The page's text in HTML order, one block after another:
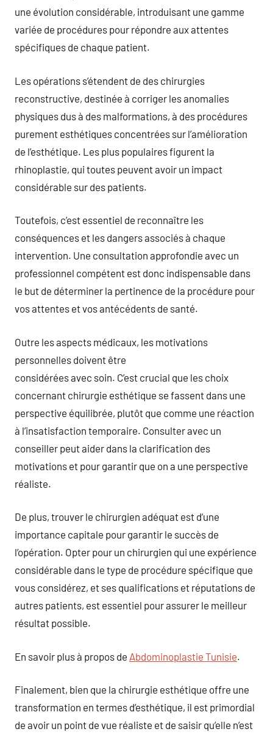
une évolution considérable, introduisant une gamme
variée de procédures pour répondre aux attentes
spécifiques de chaque patient.
Les opérations s’étendent de des chirurgies
reconstructive, destinée à corriger les anomalies
physiques dus à des malformations, à des procédures
purement esthétiques concentrées sur l’amélioration
de l’esthétique. Les plus populaires figurent la
rhinoplastie, qui toutes peuvent avoir un impact
considérable sur des patients.
Toutefois, c’est essentiel de reconnaître les
conséquences et les dangers associés à chaque
intervention. Une consultation approfondie avec un
professionnel compétent est donc indispensable dans
le but de déterminer la pertinence de la procédure pour
vos attentes et vos antécédents de santé.
Outre les aspects médicaux, les motivations
personnelles doivent être
considérées avec soin. C’est crucial que les choix
concernant chirurgie esthétique se fassent dans une
perspective équilibrée, plutôt que comme une réaction
à l’insatisfaction temporaire. Consulter avec un
conseiller peut aider dans la clarification des
motivations et pour garantir que on a une perspective
réaliste.
De plus, trouver le chirurgien adéquat est d’une
importance capitale pour garantir le succès de
l’opération. Opter pour un chirurgien qui une expérience
considérable dans le type de procédure spécifique que
vous considérez, et ses qualifications et réputations de
autres patients, est essentiel pour assurer le meilleur
résultat possible.
En savoir plus à propos de Abdominoplastie Tunisie.
Finalement, bien que la chirurgie esthétique offre une
transformation en termes d’esthétique, il est primordial
de avoir un point de vue réaliste et de saisir qu’elle n’est